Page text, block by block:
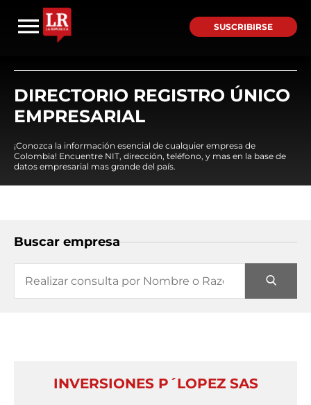
SUSCRIBIRSE
DIRECTORIO REGISTRO ÚNICO
EMPRESARIAL
¡Conozca la información esencial de cualquier empresa de
Colombia! Encuentre NIT, dirección, teléfono, y mas en la base de
datos empresarial mas grande del país.
Buscar empresa
INVERSIONES P´LOPEZ SAS